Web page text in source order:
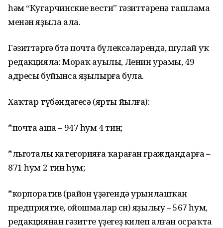
һәм “Кугарчинские вести” гәзиттәренә ташлама
менән яҙыла ала.
Гәзиттәргә бөтә почта бүлексәләрендә, шулай уҡ
редакцияла: Мораҡ ауылы, Ленин урамы, 49
адресы буйынса яҙылырға була.
Хаҡтар түбәндәгесә (ярты йылға):
*почта аша – 947 һум 4 тин;
*льготалы категорияға ҡараған граждандарға –
871 һум 2 тин һум;
*корпоратив (район үҙәгендә урынлашҡан
предприятие, ойошмалар өсөн) яҙылыу – 567 һум,
редакциянан гәзитте үҙегеҙ килеп алған осраҡта